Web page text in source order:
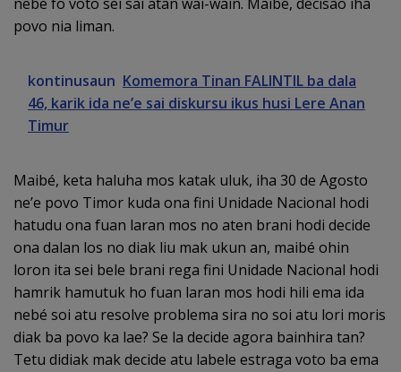
povo nia liman.
kontinusaun Komemora Tinan FALINTIL ba dala
46, karik ida ne’e sai diskursu ikus husi Lere Anan
Timur
Maibé, keta haluha mos katak uluk, iha 30 de Agosto
ne’e povo Timor kuda ona fini Unidade Nacional hodi
hatudu ona fuan laran mos no aten brani hodi decide
ona dalan los no diak liu mak ukun an, maibé ohin
loron ita sei bele brani rega fini Unidade Nacional hodi
hamrik hamutuk ho fuan laran mos hodi hili ema ida
nebé soi atu resolve problema sira no soi atu lori moris
diak ba povo ka lae? Se la decide agora bainhira tan?
Tetu didiak mak decide atu labele estraga voto ba ema